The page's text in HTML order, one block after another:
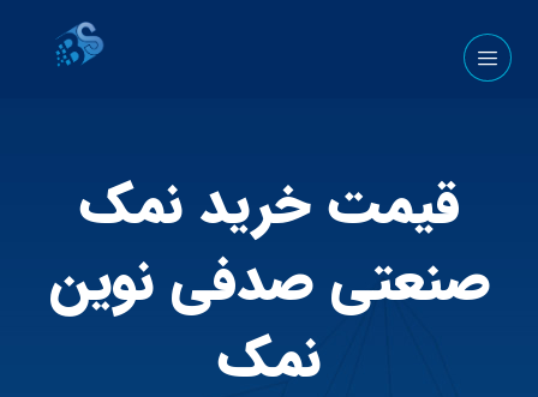
قیمت خرید نمک
صنعتی صدفی نوین
نمک